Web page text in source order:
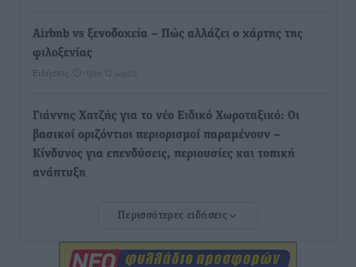
Airbnb vs ξενοδοχεία – Πώς αλλάζει ο χάρτης της
φιλοξενίας
Ειδήσεις πριν 12 ώρες
Γιάννης Χατζής για το νέο Ειδικό Χωροταξικό: Οι
βασικοί οριζόντιοι περιορισμοί παραμένουν –
Κίνδυνος για επενδύσεις, περιουσίες και τοπική
ανάπτυξη
δεν υπάρχουν περιθώρια εφησυχασμού
Περισσότερες ειδήσεις